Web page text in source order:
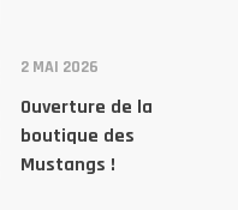
2 MAI 2026
Ouverture de la
boutique des
Mustangs !